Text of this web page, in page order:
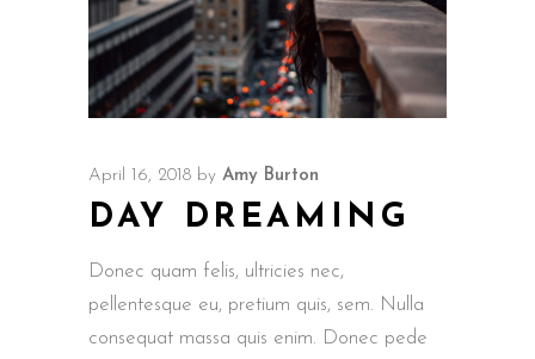
April 16, 2018 by Amy Burton
DAY DREAMING
Donec quam felis, ultricies nec,
pellentesque eu, pretium quis, sem. Nulla
consequat massa quis enim. Donec pede